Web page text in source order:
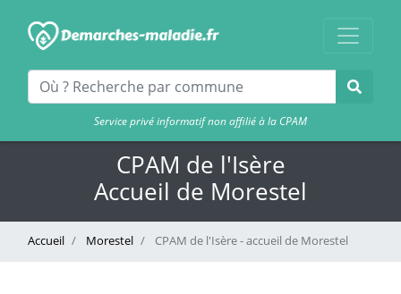
Service privé informatif non affilié à la CPAM
CPAM de l'Isère
Accueil de Morestel
Accueil Morestel CPAM de l'Isère - accueil de Morestel